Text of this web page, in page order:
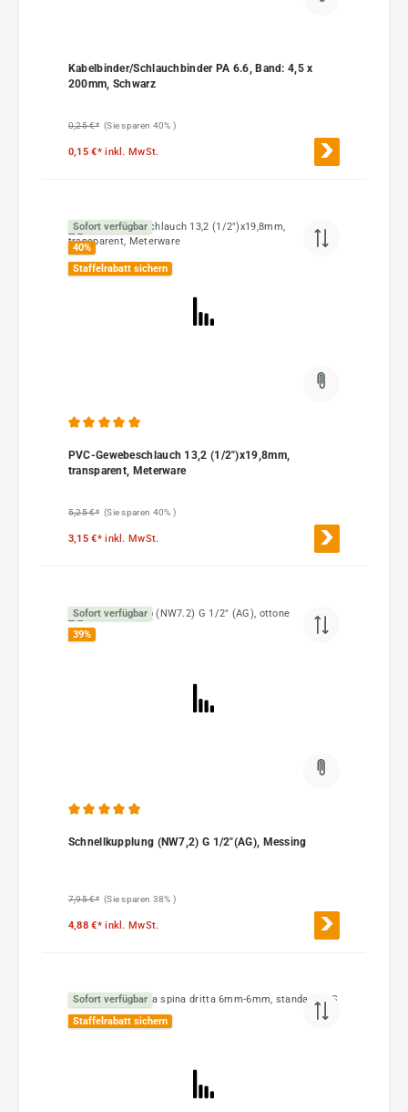
Kabelbinder/Schlauchbinder PA 6.6, Band: 4,5 x
200mm, Schwarz
0,25 €* (Sie sparen 40% )
0,15 €*inkl. MwSt.
Sofort verfügbar
40%
Staffelrabatt sichern
PVC-Gewebeschlauch 13,2 (1/2")x19,8mm,
transparent, Meterware
5,25 €* (Sie sparen 40% )
3,15 €*inkl. MwSt.
Sofort verfügbar
39%
Schnellkupplung (NW7,2) G 1/2"(AG), Messing
7,95 €* (Sie sparen 38% )
4,88 €*inkl. MwSt.
Sofort verfügbar
Staffelrabatt sichern